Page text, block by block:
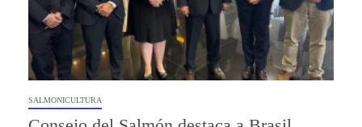
SALMONICULTURA